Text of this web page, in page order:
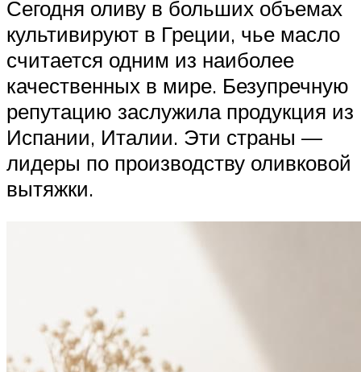
Сегодня оливу в больших объемах
культивируют в Греции, чье масло
считается одним из наиболее
качественных в мире. Безупречную
репутацию заслужила продукция из
Испании, Италии. Эти страны —
лидеры по производству оливковой
вытяжки.